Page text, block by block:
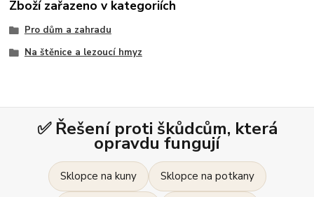
Zboží zařazeno v kategoriích
Pro dům a zahradu
Na štěnice a lezoucí hmyz
✅ Řešení proti škůdcům, která
opravdu fungují
Sklopce na kuny Sklopce na potkany